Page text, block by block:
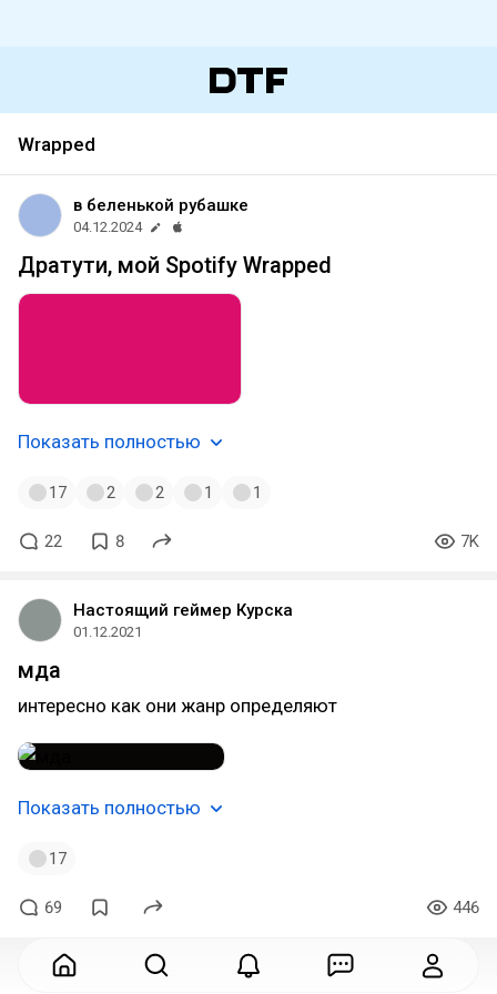
Wrapped
в беленькой рубашке
04.12.2024
Дратути, мой Spotify Wrapped
Показать полностью
17 2 2 1 1
22 8 7K
Настоящий геймер Курска
01.12.2021
мда
интересно как они жанр определяют
Показать полностью
17
69 446